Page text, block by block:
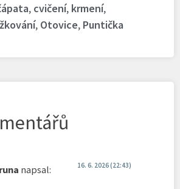
, cvičení, krmení,
, Otovice, Puntička
napsal: 16. 6. 2026 (22:43)